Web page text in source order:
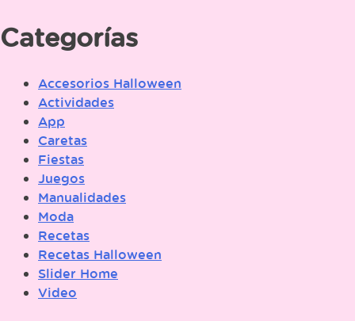
Categorías
Accesorios Halloween
Actividades
App
Caretas
Fiestas
Juegos
Manualidades
Moda
Recetas
Recetas Halloween
Slider Home
Video